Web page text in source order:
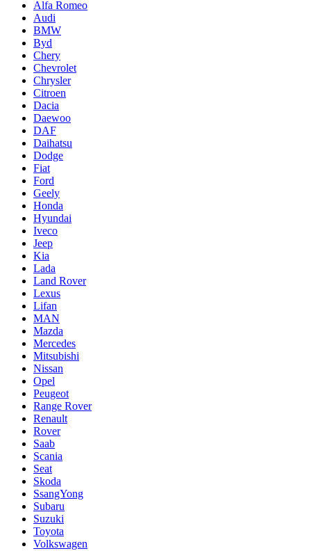
Alfa Romeo
Audi
BMW
Byd
Chery
Chevrolet
Chrysler
Citroen
Dacia
Daewoo
DAF
Daihatsu
Dodge
Fiat
Ford
Geely
Honda
Hyundai
Iveco
Jeep
Kia
Lada
Land Rover
Lexus
Lifan
MAN
Mazda
Mercedes
Mitsubishi
Nissan
Opel
Peugeot
Range Rover
Renault
Rover
Saab
Scania
Seat
Skoda
SsangYong
Subaru
Suzuki
Toyota
Volkswagen